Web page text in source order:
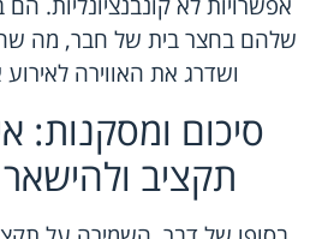
אפשרויות לא קונבנציונליות.
שלהם בחצר בית של חבר, מה
ושדרג את האווירה
סיכום ומסקנות:
תקציב